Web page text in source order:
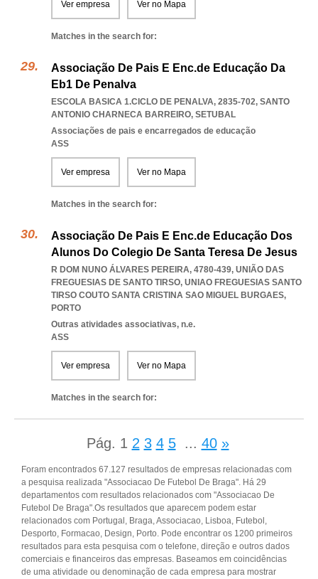
Ver empresa Ver no Mapa
Matches in the search for:
Associação De Pais E Enc.de Educação Da
Eb1 De Penalva
ESCOLA BASICA 1.CICLO DE PENALVA, 2835-702, SANTO
ANTONIO CHARNECA BARREIRO, SETUBAL
Associações de pais e encarregados de educação
ASS
Ver empresa Ver no Mapa
Matches in the search for:
Associação De Pais E Enc.de Educação Dos
Alunos Do Colegio De Santa Teresa De Jesus
R DOM NUNO ÁLVARES PEREIRA, 4780-439, UNIÃO DAS
FREGUESIAS DE SANTO TIRSO, UNIAO FREGUESIAS SANTO
TIRSO COUTO SANTA CRISTINA SAO MIGUEL BURGAES,
PORTO
Outras atividades associativas, n.e.
ASS
Ver empresa Ver no Mapa
Matches in the search for:
Pág. 1 2 3 4 5 ... 40 »
Foram encontrados 67.127 resultados de empresas relacionadas com
a pesquisa realizada "Associacao De Futebol De Braga". Há 29
departamentos com resultados relacionados com "Associacao De
Futebol De Braga".Os resultados que aparecem podem estar
relacionados com Portugal, Braga, Associacao, Lisboa, Futebol,
Desporto, Formacao, Design, Porto. Pode encontrar os 1200 primeiros
resultados para esta pesquisa com o telefone, direção e outros dados
comerciais e financeiros das empresas. Baseamos em coincidências
de uma atividade ou denominação de cada empresa para mostrar